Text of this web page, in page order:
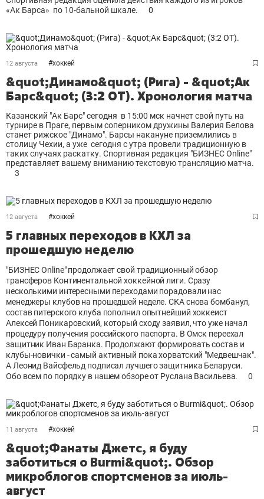
«Ак Барса» по 10-бальной шкале.
0
12 августа #хоккей
&quot;Динамо&quot; (Рига) - &quot;Ак
Барс&quot; (3:2 ОТ). Хронология матча
Казанский "Ак Барс" сегодня в 15:00 мск начнет свой путь на
турнире в Праге, первым соперником дружины Валерия Белова
станет рижское "Динамо". Барсы накануне приземлились в
столицу Чехии, а уже сегодня с утра провели традиционную в
таких случаях раскатку. Спортивная редакция "БИЗНЕС Online"
представляет вашему вниманию текстовую трансляцию матча.
3
12 августа #хоккей
5 главных переходов в КХЛ за
прошедшую неделю
"БИЗНЕС Online" продолжает свой традиционный обзор
трансферов Континентальной хоккейной лиги. Сразу
несколькими интересными переходами порадовали нас
менеджеры клубов на прошедшей неделе. СКА снова бомбанул,
состав питерского клуба пополнил опытнейший хоккеист
Алексей Поникаровский, который сходу заявил, что уже начал
процедуру получения российского паспорта. В Омск переехал
защитник Иван Баранка. Продолжают формировать состав и
клубы-новички - самый активный пока хорватский "Медвешчак".
А Леонид Вайсфельд подписал лучшего защитника Беларуси.
Обо всем по порядку в нашем обзоре от Руслана Васильева.
0
11 августа #хоккей
&quot;Фанаты Джетс, я буду
заботиться о Burmi&quot;. Обзор
микроблогов спортсменов за июль-
август